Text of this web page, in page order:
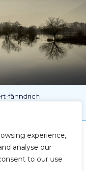
experience,
analyse our
to our use
fähndrich